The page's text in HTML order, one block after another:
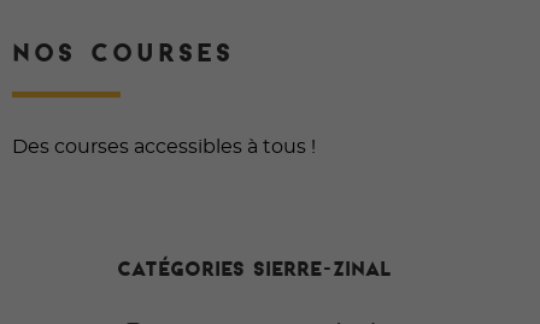
NOS COURSES
Des courses accessibles à tous !
Catégories Sierre-Zinal